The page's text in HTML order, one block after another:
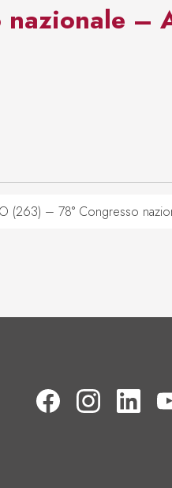
nazionale –
(263) – 78° Congresso